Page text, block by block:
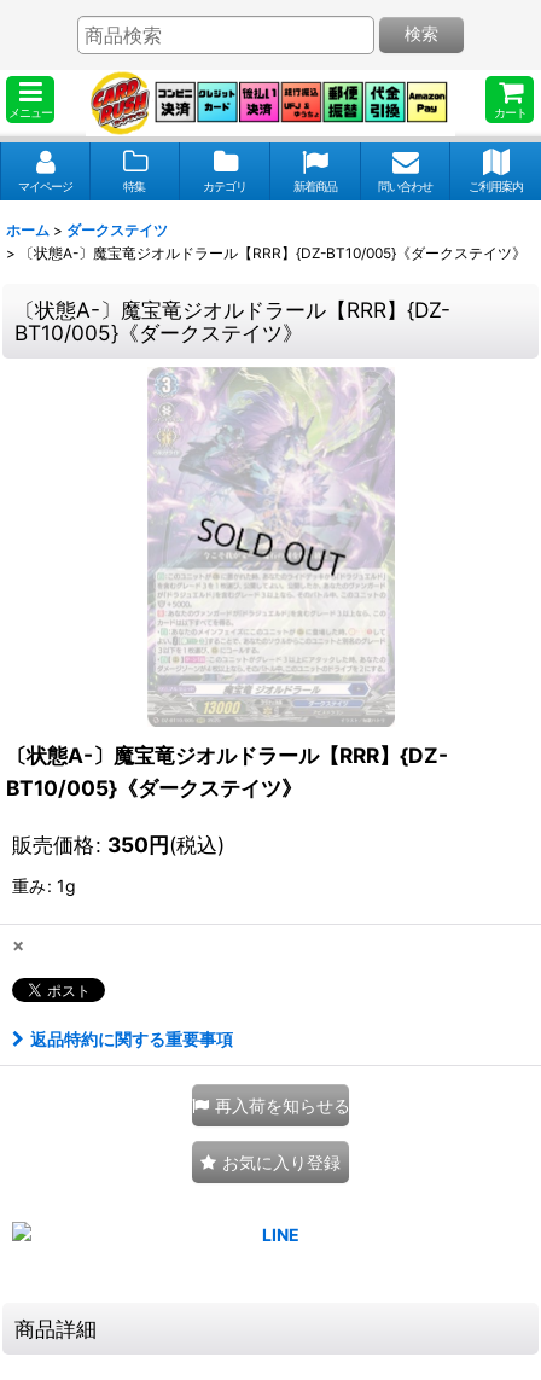
メニュー カート
検索
マイページ 特集 カテゴリ 新着商品 問い合わせ ご利用案内
ホーム > ダークステイツ
>
〔状態A-〕魔宝竜ジオルドラール【RRR】{DZ-BT10/005}《ダークステイツ》
〔状態A-〕魔宝竜ジオルドラール【RRR】{DZ-
BT10/005}《ダークステイツ》
〔状態A-〕魔宝竜ジオルドラール【RRR】{DZ-
BT10/005}《ダークステイツ》
販売価格: 350円(税込)
重み: 1g
×
返品特約に関する重要事項
再入荷を知らせる
お気に入り登録
商品詳細